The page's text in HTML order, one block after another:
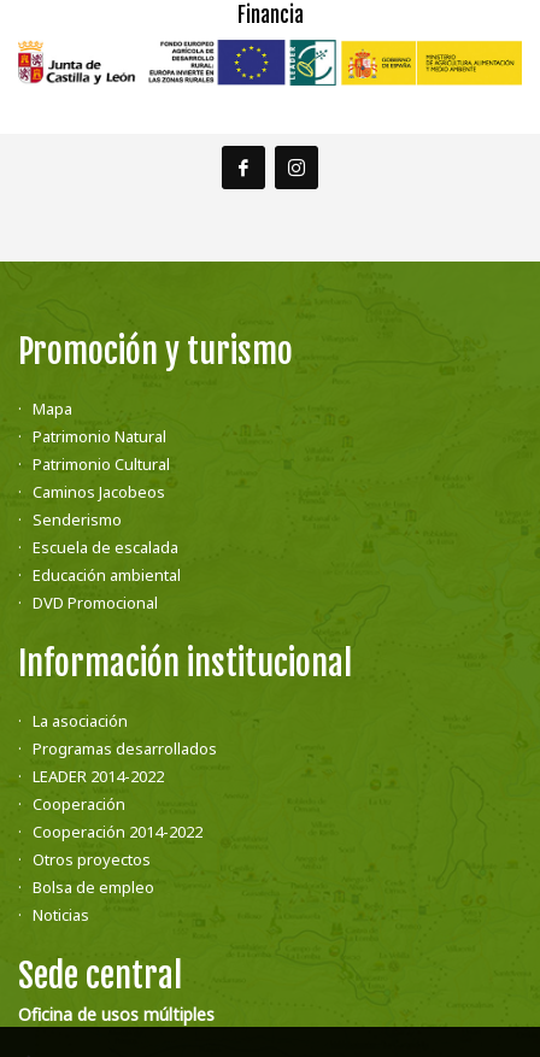
Financia
Promoción y turismo
Mapa
Patrimonio Natural
Patrimonio Cultural
Caminos Jacobeos
Senderismo
Escuela de escalada
Educación ambiental
DVD Promocional
Información institucional
La asociación
Programas desarrollados
LEADER 2014-2022
Cooperación
Cooperación 2014-2022
Otros proyectos
Bolsa de empleo
Noticias
Sede central
Oficina de usos múltiples